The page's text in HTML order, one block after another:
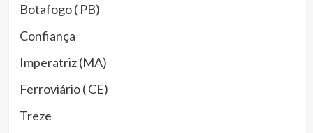
Botafogo ( PB)
Confiança
Imperatriz (MA)
Ferroviário ( CE)
Treze